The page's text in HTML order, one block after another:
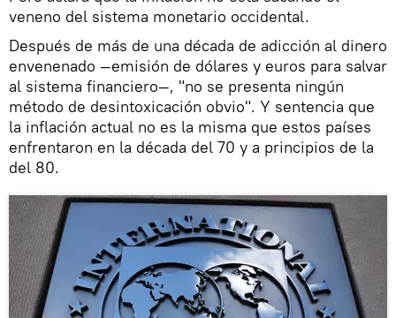
veneno del sistema monetario occidental.
Después de más de una década de adicción al dinero
envenenado —emisión de dólares y euros para salvar
al sistema financiero—, "no se presenta ningún
método de desintoxicación obvio". Y sentencia que
la inflación actual no es la misma que estos países
enfrentaron en la década del 70 y a principios de la
del 80.